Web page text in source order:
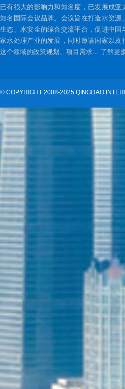
已有很大的影响力和知名度，已发展成亚
知名国际会议品牌。会议旨在打造水资源
生态、水安全的综合交流平台，促进中国
家水处理产业的发展，同时邀请国家以及
这个领域的政策规划、项目需求... 了解更
© COPYRIGHT 2008-2025 QINGDAO